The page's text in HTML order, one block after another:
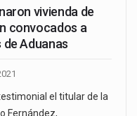
vivienda de
convocados a
Aduanas
el titular de la
Fernández,